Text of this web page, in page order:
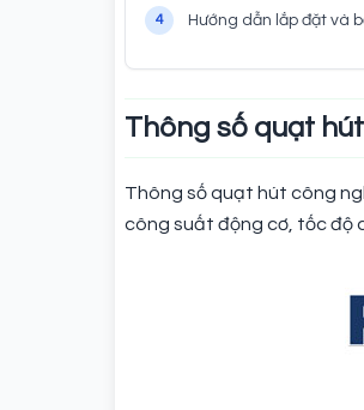
4 Hướng dẫn lắp đặt và
Thông số quạt
Thông số quạt hút công
công suất động cơ, tốc độ